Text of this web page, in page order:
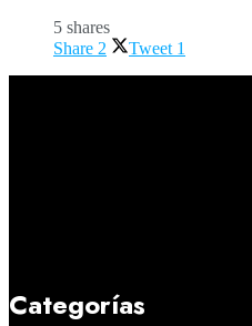
5 shares
Share 2 Tweet 1
Categorías